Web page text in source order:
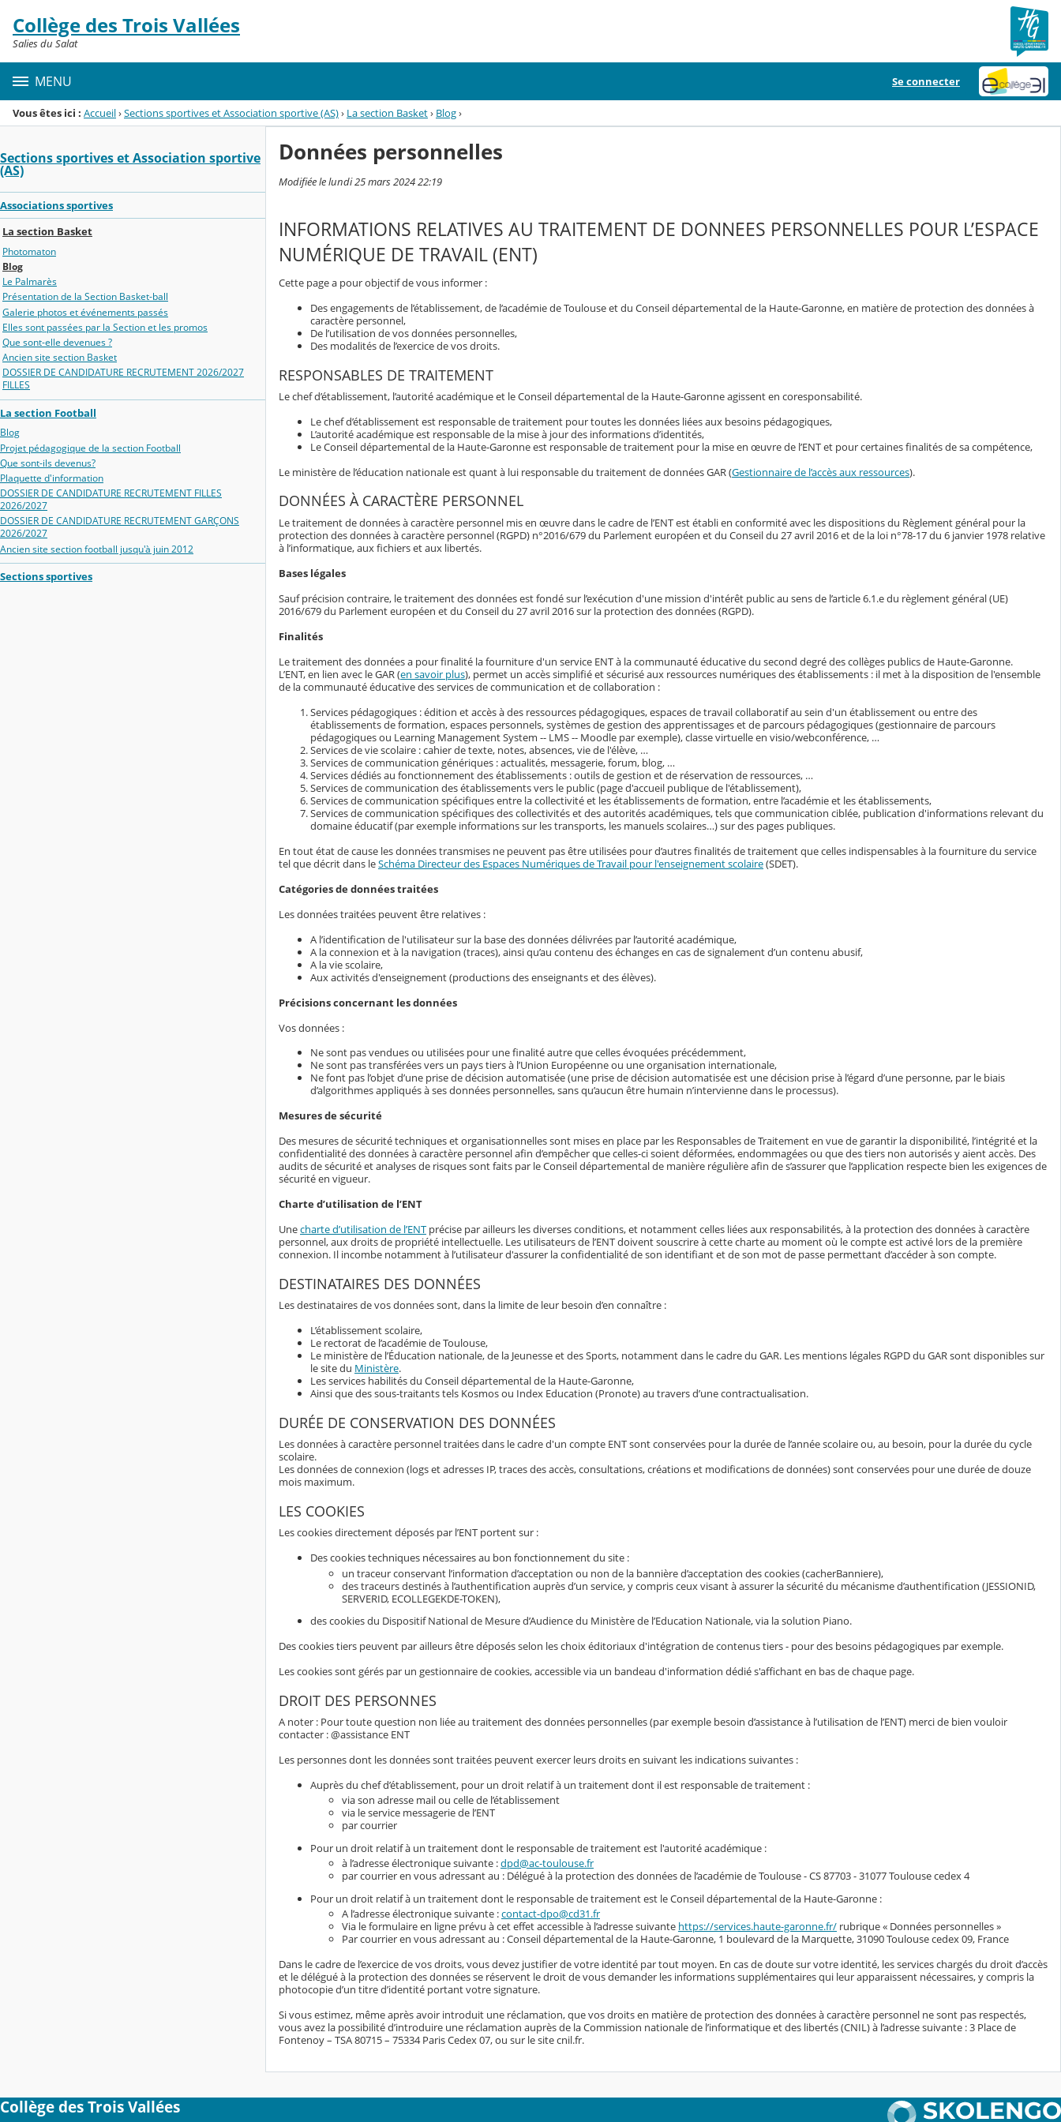
Menu de la rubrique
Contenu
Collège des Trois Vallées
Salies du Salat
MENU Se connecter
Vous êtes ici : Accueil›Sections sportives et Association sportive (AS)› La section Basket› Blog›
Sections sportives et Association sportive
(AS)
Associations sportives
La section Basket
Photomaton
Blog
Le Palmarès
Présentation de la Section Basket-ball
Galerie photos et événements passés
Elles sont passées par la Section et les promos
Que sont-elle devenues ?
Ancien site section Basket
DOSSIER DE CANDIDATURE RECRUTEMENT 2026/2027
FILLES
La section Football
Blog
Projet pédagogique de la section Football
Que sont-ils devenus?
Plaquette d'information
DOSSIER DE CANDIDATURE RECRUTEMENT FILLES
2026/2027
DOSSIER DE CANDIDATURE RECRUTEMENT GARÇONS
2026/2027
Ancien site section football jusqu'à juin 2012
Sections sportives
Données personnelles
Modifiée le lundi 25 mars 2024 22:19
INFORMATIONS RELATIVES AU TRAITEMENT DE DONNEES PERSONNELLES POUR L’ESPACE
NUMÉRIQUE DE TRAVAIL (ENT)
Cette page a pour objectif de vous informer :
Des engagements de l’établissement, de l’académie de Toulouse et du Conseil départemental de la Haute-Garonne, en matière de protection des données à
caractère personnel,
De l’utilisation de vos données personnelles,
Des modalités de l’exercice de vos droits.
RESPONSABLES DE TRAITEMENT
Le chef d’établissement, l’autorité académique et le Conseil départemental de la Haute-Garonne agissent en coresponsabilité.
Le chef d’établissement est responsable de traitement pour toutes les données liées aux besoins pédagogiques,
L’autorité académique est responsable de la mise à jour des informations d’identités,
Le Conseil départemental de la Haute-Garonne est responsable de traitement pour la mise en œuvre de l’ENT et pour certaines finalités de sa compétence,
Le ministère de l’éducation nationale est quant à lui responsable du traitement de données GAR (Gestionnaire de l’accès aux ressources).
DONNÉES À CARACTÈRE PERSONNEL
Le traitement de données à caractère personnel mis en œuvre dans le cadre de l’ENT est établi en conformité avec les dispositions du Règlement général pour la
protection des données à caractère personnel (RGPD) n°2016/679 du Parlement européen et du Conseil du 27 avril 2016 et de la loi n°78-17 du 6 janvier 1978 relative
à l’informatique, aux fichiers et aux libertés.
Bases légales
Sauf précision contraire, le traitement des données est fondé sur l’exécution d'une mission d'intérêt public au sens de l’article 6.1.e du règlement général (UE)
2016/679 du Parlement européen et du Conseil du 27 avril 2016 sur la protection des données (RGPD).
Finalités
Le traitement des données a pour finalité la fourniture d'un service ENT à la communauté éducative du second degré des collèges publics de Haute-Garonne.
L’ENT, en lien avec le GAR (en savoir plus), permet un accès simplifié et sécurisé aux ressources numériques des établissements : il met à la disposition de l'ensemble
de la communauté éducative des services de communication et de collaboration :
Services pédagogiques : édition et accès à des ressources pédagogiques, espaces de travail collaboratif au sein d'un établissement ou entre des
établissements de formation, espaces personnels, systèmes de gestion des apprentissages et de parcours pédagogiques (gestionnaire de parcours
pédagogiques ou Learning Management System -- LMS -- Moodle par exemple), classe virtuelle en visio/webconférence, …
Services de vie scolaire : cahier de texte, notes, absences, vie de l'élève, …
Services de communication génériques : actualités, messagerie, forum, blog, …
Services dédiés au fonctionnement des établissements : outils de gestion et de réservation de ressources, …
Services de communication des établissements vers le public (page d'accueil publique de l'établissement),
Services de communication spécifiques entre la collectivité et les établissements de formation, entre l’académie et les établissements,
Services de communication spécifiques des collectivités et des autorités académiques, tels que communication ciblée, publication d'informations relevant du
domaine éducatif (par exemple informations sur les transports, les manuels scolaires…) sur des pages publiques.
En tout état de cause les données transmises ne peuvent pas être utilisées pour d’autres finalités de traitement que celles indispensables à la fourniture du service
tel que décrit dans leSchéma Directeur des Espaces Numériques de Travail pour l'enseignement scolaire(SDET).
Catégories de données traitées
Les données traitées peuvent être relatives :
A l’identification de l'utilisateur sur la base des données délivrées par l’autorité académique,
A la connexion et à la navigation (traces), ainsi qu’au contenu des échanges en cas de signalement d’un contenu abusif,
A la vie scolaire,
Aux activités d'enseignement (productions des enseignants et des élèves).
Précisions concernant les données
Vos données :
Ne sont pas vendues ou utilisées pour une finalité autre que celles évoquées précédemment,
Ne sont pas transférées vers un pays tiers à l’Union Européenne ou une organisation internationale,
Ne font pas l’objet d’une prise de décision automatisée (une prise de décision automatisée est une décision prise à l’égard d’une personne, par le biais
d’algorithmes appliqués à ses données personnelles, sans qu’aucun être humain n’intervienne dans le processus).
Mesures de sécurité
Des mesures de sécurité techniques et organisationnelles sont mises en place par les Responsables de Traitement en vue de garantir la disponibilité, l’intégrité et la
confidentialité des données à caractère personnel afin d’empêcher que celles-ci soient déformées, endommagées ou que des tiers non autorisés y aient accès. Des
audits de sécurité et analyses de risques sont faits par le Conseil départemental de manière régulière afin de s’assurer que l’application respecte bien les exigences de
sécurité en vigueur.
Charte d’utilisation de l’ENT
Unecharte d’utilisation de l’ENT précise par ailleurs les diverses conditions, et notamment celles liées aux responsabilités, à la protection des données à caractère
personnel, aux droits de propriété intellectuelle. Les utilisateurs de l’ENT doivent souscrire à cette charte au moment où le compte est activé lors de la première
connexion. Il incombe notamment à l’utilisateur d'assurer la confidentialité de son identifiant et de son mot de passe permettant d’accéder à son compte.
DESTINATAIRES DES DONNÉES
Les destinataires de vos données sont, dans la limite de leur besoin d’en connaître :
L’établissement scolaire,
Le rectorat de l’académie de Toulouse,
Le ministère de l’Éducation nationale, de la Jeunesse et des Sports, notamment dans le cadre du GAR. Les mentions légales RGPD du GAR sont disponibles sur
le site du Ministère.
Les services habilités du Conseil départemental de la Haute-Garonne,
Ainsi que des sous-traitants tels Kosmos ou Index Education (Pronote) au travers d’une contractualisation.
DURÉE DE CONSERVATION DES DONNÉES
Les données à caractère personnel traitées dans le cadre d'un compte ENT sont conservées pour la durée de l’année scolaire ou, au besoin, pour la durée du cycle
scolaire.
Les données de connexion (logs et adresses IP, traces des accès, consultations, créations et modifications de données) sont conservées pour une durée de douze
mois maximum.
LES COOKIES
Les cookies directement déposés par l’ENT portent sur :
Des cookies techniques nécessaires au bon fonctionnement du site :
un traceur conservant l’information d’acceptation ou non de la bannière d’acceptation des cookies (cacherBanniere),
des traceurs destinés à l’authentification auprès d’un service, y compris ceux visant à assurer la sécurité du mécanisme d’authentification (JESSIONID,
SERVERID, ECOLLEGEKDE-TOKEN),
des cookies du Dispositif National de Mesure d’Audience du Ministère de l’Education Nationale, via la solution Piano.
Des cookies tiers peuvent par ailleurs être déposés selon les choix éditoriaux d'intégration de contenus tiers - pour des besoins pédagogiques par exemple.
Les cookies sont gérés par un gestionnaire de cookies, accessible via un bandeau d'information dédié s'affichant en bas de chaque page.
DROIT DES PERSONNES
A noter : Pour toute question non liée au traitement des données personnelles (par exemple besoin d’assistance à l’utilisation de l’ENT) merci de bien vouloir
contacter : @assistance ENT
Les personnes dont les données sont traitées peuvent exercer leurs droits en suivant les indications suivantes :
Auprès du chef d’établissement, pour un droit relatif à un traitement dont il est responsable de traitement :
via son adresse mail ou celle de l’établissement
via le service messagerie de l’ENT
par courrier
Pour un droit relatif à un traitement dont le responsable de traitement est l'autorité académique :
à l’adresse électronique suivante :dpd@ac-toulouse.fr
par courrier en vous adressant au : Délégué à la protection des données de l’académie de Toulouse - CS 87703 - 31077 Toulouse cedex 4
Pour un droit relatif à un traitement dont le responsable de traitement est le Conseil départemental de la Haute-Garonne :
A l’adresse électronique suivante :contact-dpo@cd31.fr
Via le formulaire en ligne prévu à cet effet accessible à l’adresse suivante https://services.haute-garonne.fr/ rubrique « Données personnelles »
Par courrier en vous adressant au : Conseil départemental de la Haute-Garonne, 1 boulevard de la Marquette, 31090 Toulouse cedex 09, France
Dans le cadre de l’exercice de vos droits, vous devez justifier de votre identité par tout moyen. En cas de doute sur votre identité, les services chargés du droit d’accès
et le délégué à la protection des données se réservent le droit de vous demander les informations supplémentaires qui leur apparaissent nécessaires, y compris la
photocopie d’un titre d’identité portant votre signature.
Si vous estimez, même après avoir introduit une réclamation, que vos droits en matière de protection des données à caractère personnel ne sont pas respectés,
vous avez la possibilité d’introduire une réclamation auprès de la Commission nationale de l’informatique et des libertés (CNIL) à l’adresse suivante : 3 Place de
Fontenoy – TSA 80715 – 75334 Paris Cedex 07, ou sur le site cnil.fr.
Collège des Trois Vallées